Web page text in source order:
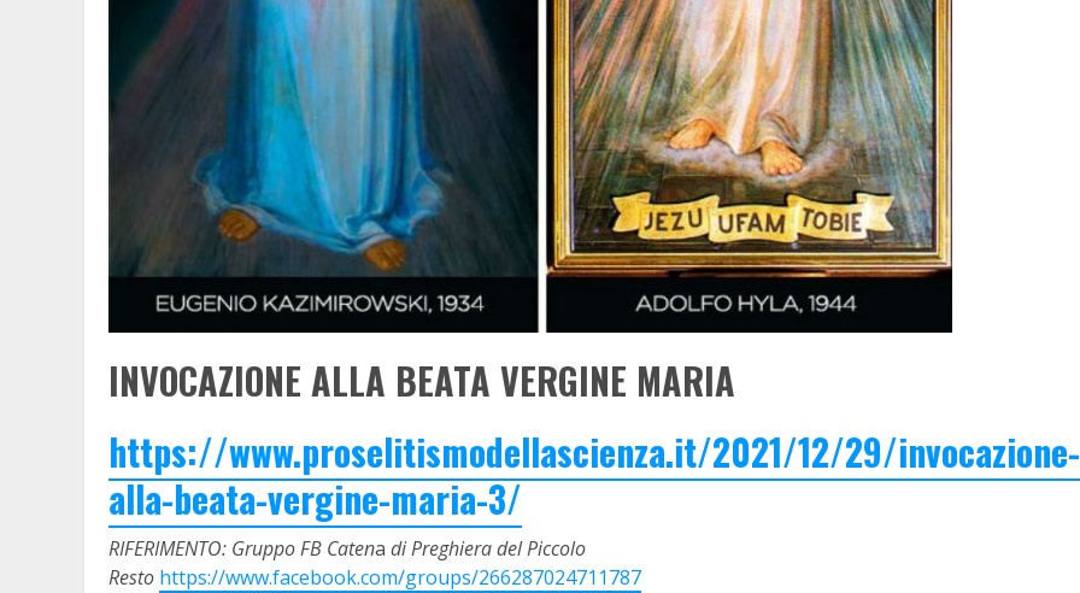
INVOCAZIONE ALLA BEATA VERGINE MARIA
https://www.proselitismodellascienza.it/2021/12/29/invocazione-
alla-beata-vergine-maria-3/
RIFERIMENTO: Gruppo FB Catena di Preghiera del Piccolo
Resto https://www.facebook.com/groups/266287024711787